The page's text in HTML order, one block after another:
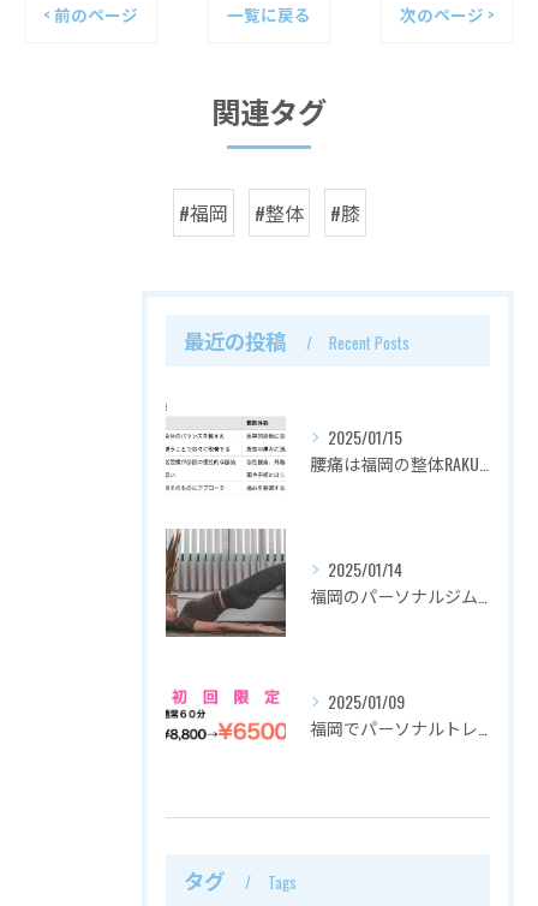
< 前のページ 一覧に戻る 次のページ >
関連タグ
#福岡 #整体 #膝
最近の投稿 Recent Posts
2025/01/15
2025/01/14
2025/01/09
タグ Tags